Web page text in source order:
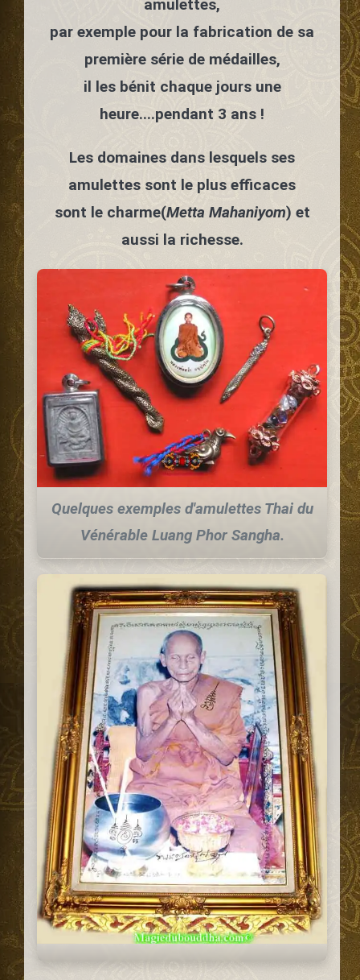
amulettes,
par exemple pour la fabrication de sa
première série de médailles,
il les bénit chaque jours une
heure....pendant 3 ans !
Les domaines dans lesquels ses
amulettes sont le plus efficaces
sont le charme(Metta Mahaniyom) et
aussi la richesse.
Quelques exemples d'amulettes Thai du
Vénérable Luang Phor Sangha.